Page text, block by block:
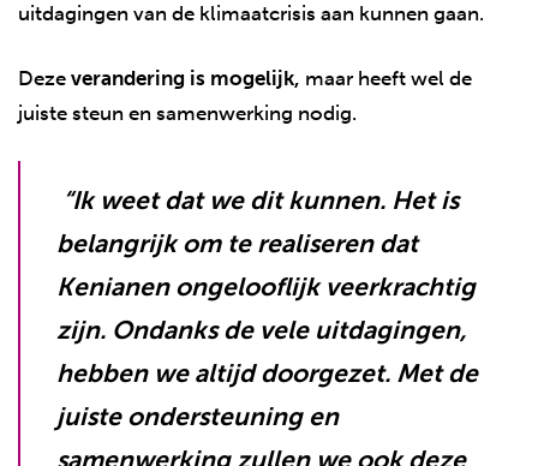
uitdagingen van de klimaatcrisis aan kunnen gaan.
Deze verandering is mogelijk, maar heeft wel de
juiste steun en samenwerking nodig.
“Ik weet dat we dit kunnen. Het is
belangrijk om te realiseren dat
Kenianen ongelooflijk veerkrachtig
zijn. Ondanks de vele uitdagingen,
hebben we altijd doorgezet. Met de
juiste ondersteuning en
samenwerking zullen we ook deze